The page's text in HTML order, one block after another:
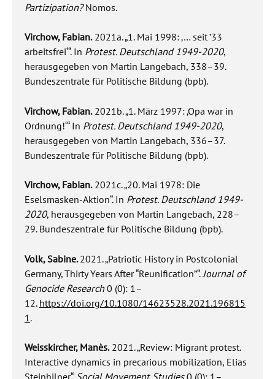
Partizipation?Nomos.
Virchow, Fabian.2021a. „1. Mai 1998: ‚… seit ’33
arbeitsfrei‘“. In Protest. Deutschland 1949-2020,
herausgegeben von Martin Langebach, 338–39.
Bundeszentrale für Politische Bildung (bpb).
Virchow, Fabian.2021b. „1. März 1997: ‚Opa war in
Ordnung!‘“ In Protest. Deutschland 1949-2020,
herausgegeben von Martin Langebach, 336–37.
Bundeszentrale für Politische Bildung (bpb).
Virchow, Fabian.2021c. „20. Mai 1978: Die
Eselsmasken-Aktion“. In Protest. Deutschland 1949-
2020, herausgegeben von Martin Langebach, 228–
29.Bundeszentrale für Politische Bildung (bpb).
Volk, Sabine.2021. „Patriotic History in Postcolonial
Germany, Thirty Years After “Reunification”“.Journal of
Genocide Research0 (0): 1–
12.https://doi.org/10.1080/14623528.2021.196815
1.
Weisskircher, Manès.2021. „Review: Migrant protest.
Interactive dynamics in precarious mobilization, Elias
Steinhilper“. Social Movement Studies0 (0): 1–